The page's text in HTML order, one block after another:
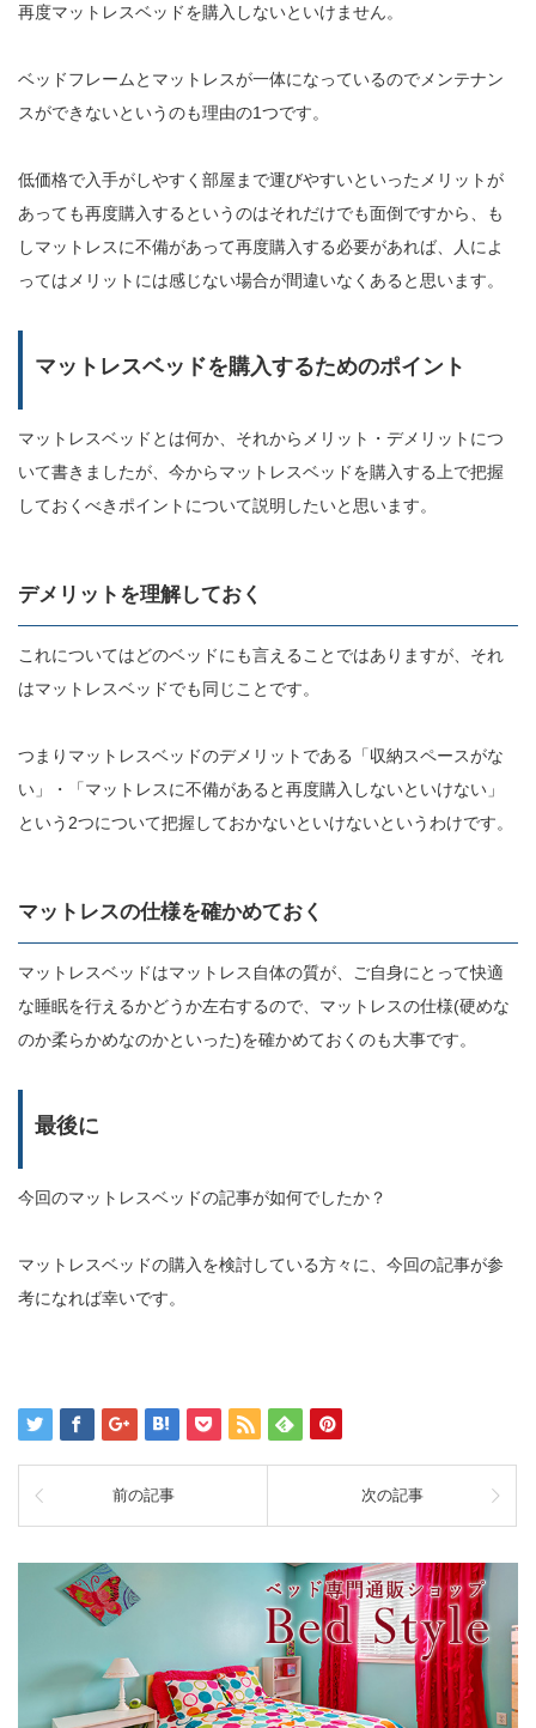
再度マットレスベッドを購入しないといけません。
ベッドフレームとマットレスが一体になっているのでメンテナン
スができないというのも理由の1つです。
低価格で入手がしやすく部屋まで運びやすいといったメリットが
あっても再度購入するというのはそれだけでも面倒ですから、も
しマットレスに不備があって再度購入する必要があれば、人によ
ってはメリットには感じない場合が間違いなくあると思います。
マットレスベッドを購入するためのポイント
マットレスベッドとは何か、それからメリット・デメリットにつ
いて書きましたが、今からマットレスベッドを購入する上で把握
しておくべきポイントについて説明したいと思います。
デメリットを理解しておく
これについてはどのベッドにも言えることではありますが、それ
はマットレスベッドでも同じことです。
つまりマットレスベッドのデメリットである「収納スペースがな
い」・「マットレスに不備があると再度購入しないといけない」
という2つについて把握しておかないといけないというわけです。
マットレスの仕様を確かめておく
マットレスベッドはマットレス自体の質が、ご自身にとって快適
な睡眠を行えるかどうか左右するので、マットレスの仕様(硬めな
のか柔らかめなのかといった)を確かめておくのも大事です。
最後に
今回のマットレスベッドの記事が如何でしたか？
マットレスベッドの購入を検討している方々に、今回の記事が参
考になれば幸いです。
前の記事 次の記事